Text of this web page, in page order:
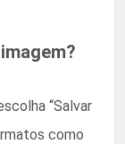
“Salvar
como